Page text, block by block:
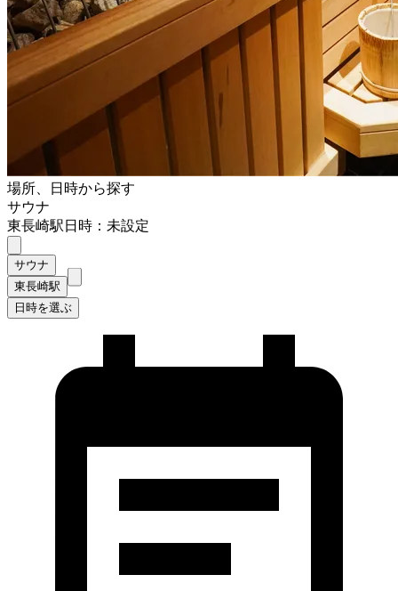
場所、日時から探す
サウナ
東長崎駅日時：未設定
サウナ
東長崎駅
日時を選ぶ